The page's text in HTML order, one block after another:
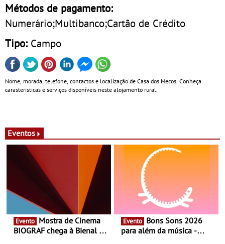
Métodos de pagamento:
Numerário;Multibanco;Cartão de Crédito
Tipo: Campo
Nome, morada, telefone, contactos e localização de Casa dos Mecos. Conheça
carasteristicas e serviços disponíveis neste alojamento rural.
Eventos
Evento
BIOGRAF chega à Bienal de
Evento
para além da música -